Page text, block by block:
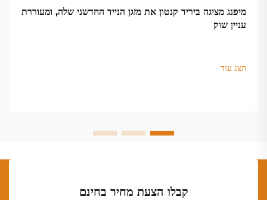
מיפנג מציגה ביריד קנטון את מזגן הנייד החדשני שלה, ומעוררת
עניין שוק
הצג עוד
קבלו הצעת מחיר בחינם